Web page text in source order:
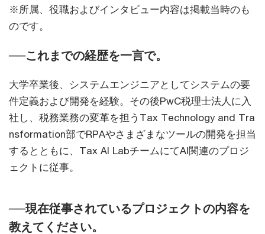
※所属、役職およびインタビュー内容は掲載当時のも
のです。
──これまでの経歴を一言で。
大学卒業後、システムエンジニアとしてシステムの要
件定義および開発を経験。その後PwC税理士法人に入
社し、税務業務の変革を担うTax Technology and Tra
nsformation部でRPAやさまざまなツールの開発を担当
するとともに、Tax AI LabチームにてAI関連のプロジ
ェクトに従事。
──現在従事されているプロジェクトの内容を
教えてください。